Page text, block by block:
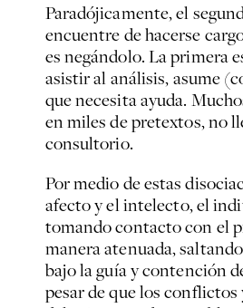
Paradójicamente, el
encuentre de hacerse
es negándolo. La primera
asistir al análisis, asume
que necesita ayuda.
en miles de pretextos, no
consultorio.
Por medio de estas
afecto y el intelecto, el
tomando contacto con el
manera atenuada,
bajo la guía y contención
pesar de que los conflictos